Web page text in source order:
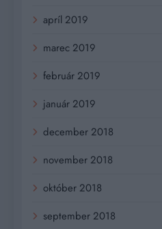
apríl 2019
marec 2019
február 2019
január 2019
december 2018
november 2018
október 2018
september 2018